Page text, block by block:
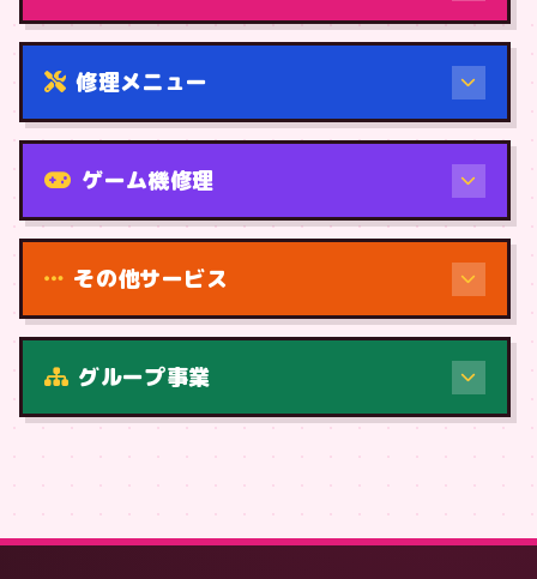
修理メニュー
機種から
症状・内容から
ゲーム機修理
その他サービス
グループ事業